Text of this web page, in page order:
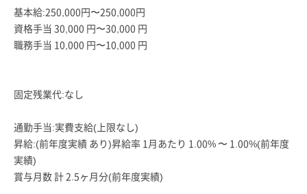
基本給:250,000円〜250,000円
資格手当 30,000 円〜30,000 円
職務手当 10,000 円〜10,000 円
固定残業代:なし
通勤手当:実費支給(上限なし)
昇給:(前年度実績 あり)昇給率 1月あたり 1.00% 〜 1.00%(前年度
実績)
賞与月数 計 2.5ヶ月分(前年度実績)